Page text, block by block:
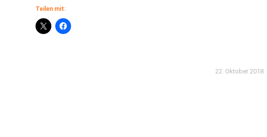
Teilen mit:
22. Oktober 2018